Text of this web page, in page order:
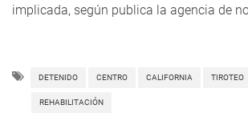
implicada, según publica la agencia de
DETENIDO CENTRO CALIFORNIA TIROTEO
REHABILITACIÓN